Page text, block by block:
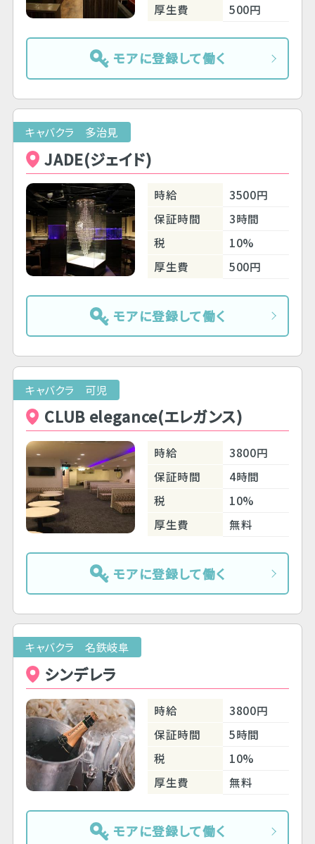
厚生費
500円
モアに登録して働く
キャバクラ 多治見
JADE(ジェイド)
時給
3500円
保証時間
3時間
税
10%
厚生費
500円
モアに登録して働く
キャバクラ 可児
CLUB elegance(エレガンス)
時給
3800円
保証時間
4時間
税
10%
厚生費
無料
モアに登録して働く
キャバクラ 名鉄岐阜
シンデレラ
時給
3800円
保証時間
5時間
税
10%
厚生費
無料
モアに登録して働く